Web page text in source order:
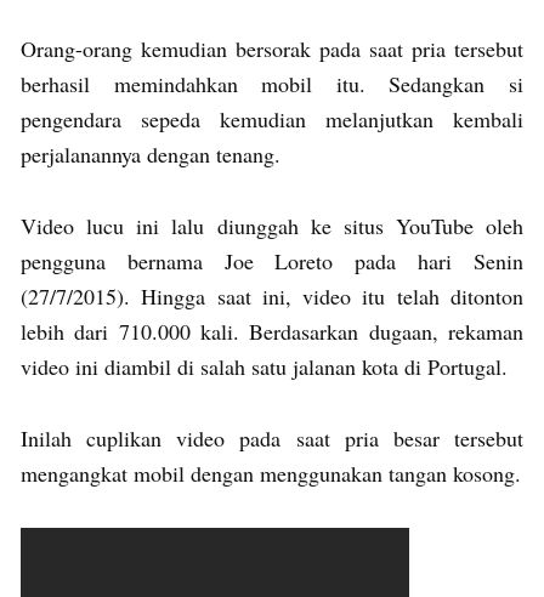
Orang-orang kemudian bersorak pada saat pria tersebut
berhasil memindahkan mobil itu. Sedangkan si
pengendara sepeda kemudian melanjutkan kembali
perjalanannya dengan tenang.
Video lucu ini lalu diunggah ke situs YouTube oleh
pengguna bernama Joe Loreto pada hari Senin
(27/7/2015). Hingga saat ini, video itu telah ditonton
lebih dari 710.000 kali. Berdasarkan dugaan, rekaman
video ini diambil di salah satu jalanan kota di Portugal.
Inilah cuplikan video pada saat pria besar tersebut
mengangkat mobil dengan menggunakan tangan kosong.